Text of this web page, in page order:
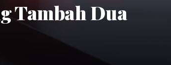
Tambah Dua